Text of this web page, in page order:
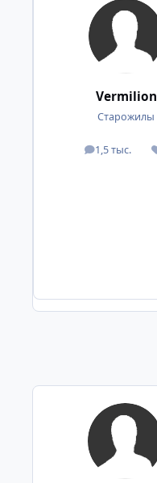
Vermilion
Старожилы
1,5 тыс.
посты